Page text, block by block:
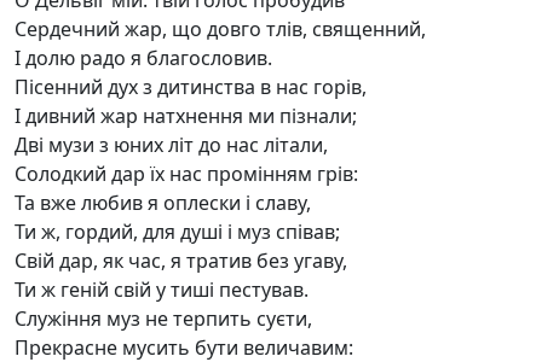
Сердечний жар, що довго тлів, священний,
І долю радо я благословив.
Пісенний дух з дитинства в нас горів,
І дивний жар натхнення ми пізнали;
Дві музи з юних літ до нас літали,
Солодкий дар їх нас промінням грів:
Та вже любив я оплески і славу,
Ти ж, гордий, для душі і муз співав;
Свій дар, як час, я тратив без угаву,
Ти ж геній свій у тиші пестував.
Служіння муз не терпить суєти,
Прекрасне мусить бути величавим: